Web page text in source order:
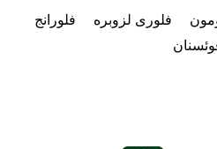
فلورانج فلوری لزوبره